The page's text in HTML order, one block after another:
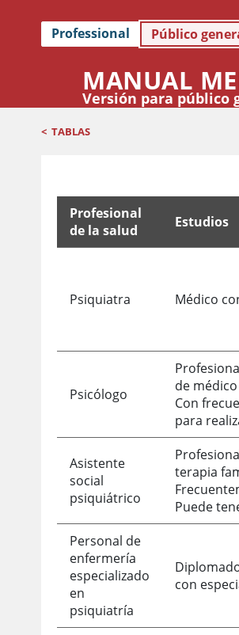
Professional Público
MANUAL
Versión para público
< TABLAS
Profesional
de la salud
Estudios
Psiquiatra Médico
Psicólogo
de médico
Con
para
Asistente
social
psiquiátrico
terapia
Puede
Personal de
enfermería
especializado
en
psiquiatría
con